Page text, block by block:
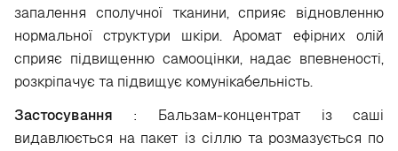
запалення сполучної тканини, сприяє відновленню
нормальної структури шкіри. Аромат ефірних олій
сприяє підвищенню самооцінки, надає впевненості,
розкріпачує та підвищує комунікабельність.
Застосування : Бальзам-концентрат із саші
видавлюється на пакет із сіллю та розмазується по